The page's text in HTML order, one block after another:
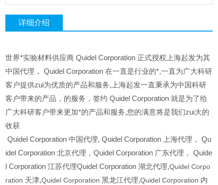
详细介绍
世界*实验材料供应商 Quidel Corporation 正式授权上海起发为其
中国代理， Quidel Corporation 在一直是行业的*,一直为广大科研
客户提供zui为优质的产品和服务,上海起发一直秉承为中国科研
客户带来的产品，的服务，签约 Quidel Corporation 就是为了给
广大科研客户带来更加*的产品和服务,您的满意将是我们zui大的
收获
Quidel Corporation中国代理, Quidel Corporation 上海代理， Qu
idel Corporation 北京代理，Quidel Corporation 广东代理， Quide
l Corporation 江苏代理Quidel Corporation 湖北代理,Quidel Corpo
ration 天津,Quidel Corporation黑龙江代理,Quidel Corporation 内